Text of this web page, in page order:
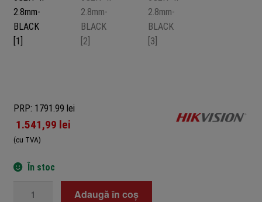
PRP: 1791.99 lei
1.541,99 lei
(cu TVA)
În stoc
Adaugă în coș